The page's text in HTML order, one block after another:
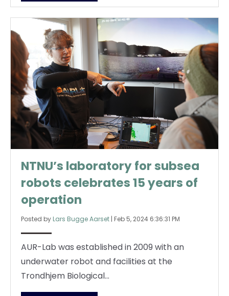
NTNU’s laboratory for subsea
robots celebrates 15 years of
operation
Posted by Lars Bugge Aarset | Feb 5, 2024 6:36:31 PM
AUR-Lab was established in 2009 with an
underwater robot and facilities at the
Trondhjem Biological...